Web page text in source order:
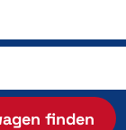
finden